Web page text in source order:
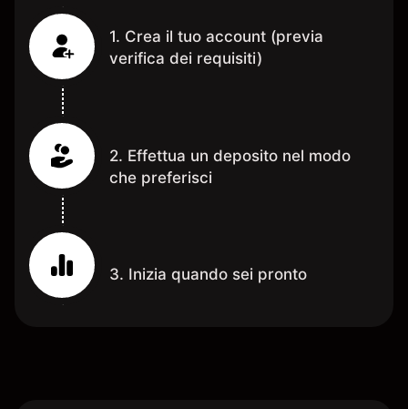
1. Crea il tuo account (previa
verifica dei requisiti)
2. Effettua un deposito nel modo
che preferisci
3. Inizia quando sei pronto